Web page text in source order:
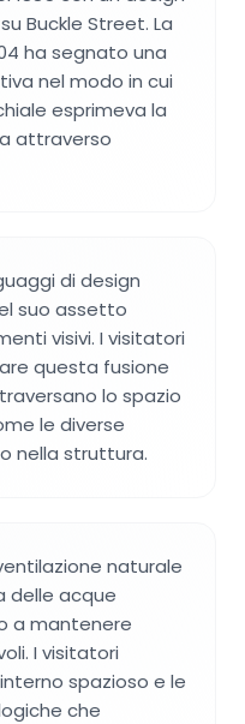
Buckle Street. La
ha segnato una
nel modo in cui
esprimeva la
attraverso
di design
suo assetto
visivi. I visitatori
questa fusione
lo spazio
le diverse
nella struttura.
naturale
delle acque
a mantenere
I visitatori
spazioso e le
che